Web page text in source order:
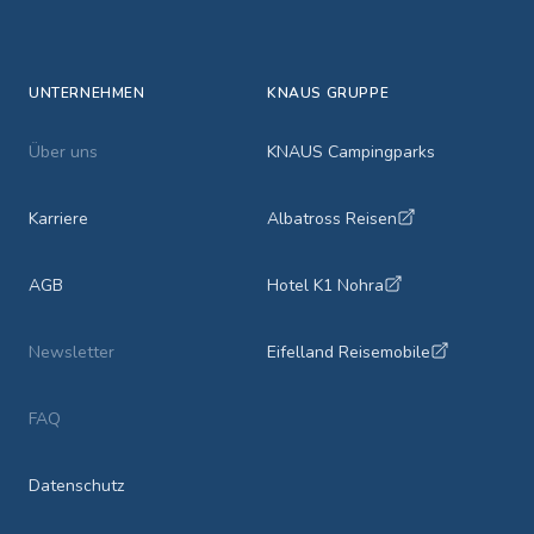
UNTERNEHMEN
Über uns
Karriere
AGB
Newsletter
FAQ
Datenschutz
KNAUS GRUPPE
KNAUS Campingparks
Albatross Reisen
Hotel K1 Nohra
Eifelland Reisemobile